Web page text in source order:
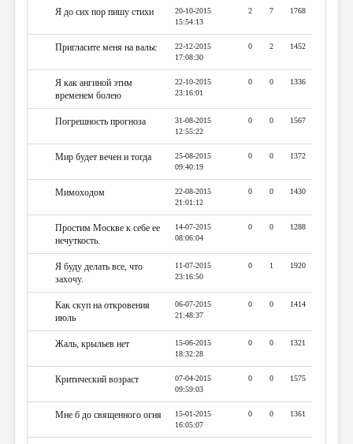
Я до сих пор пишу стихи
20-10-2015
15:54:13
2 7 1768
Пригласите меня на вальс
22-12-2015
17:08:30
0 2 1452
Я как ангиной этим
временем болею
22-10-2015
23:16:01
0 0 1336
Погрешность прогноза
31-08-2015
12:55:22
0 0 1567
Мир будет вечен и тогда
25-08-2015
09:40:19
0 0 1372
Мимоходом
22-08-2015
21:01:12
0 0 1430
Простим Москве к себе ее
нечуткость.
14-07-2015
08:06:04
0 0 1288
Я буду делать все, что
захочу.
11-07-2015
23:16:50
0 1 1920
Как скуп на откровения
июль
06-07-2015
21:48:37
0 0 1414
Жаль, крыльев нет
15-06-2015
18:32:28
0 0 1321
Критический возраст
07-04-2015
09:59:03
0 0 1575
Мне б до священного огня
15-01-2015
16:05:07
0 0 1361